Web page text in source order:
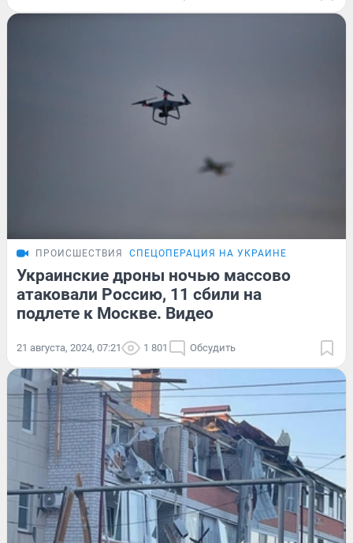
ПРОИСШЕСТВИЯ СПЕЦОПЕРАЦИЯ НА УКРАИНЕ
Украинские дроны ночью массово
атаковали Россию, 11 сбили на
подлете к Москве. Видео
21 августа, 2024, 07:21 1 801 Обсудить